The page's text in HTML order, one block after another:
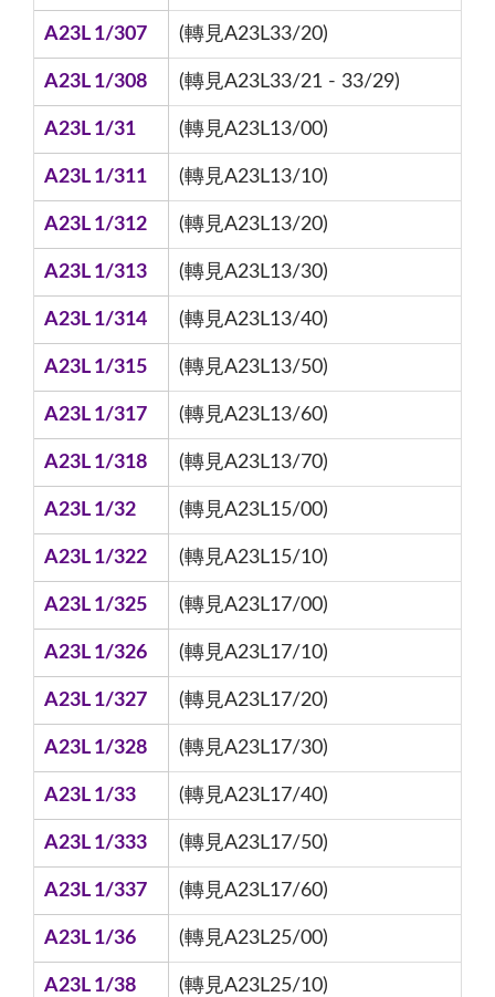
A23L 1/307 (轉見A23L33/20)
A23L 1/308 (轉見A23L33/21 - 33/29)
A23L 1/31 (轉見A23L13/00)
A23L 1/311 (轉見A23L13/10)
A23L 1/312 (轉見A23L13/20)
A23L 1/313 (轉見A23L13/30)
A23L 1/314 (轉見A23L13/40)
A23L 1/315 (轉見A23L13/50)
A23L 1/317 (轉見A23L13/60)
A23L 1/318 (轉見A23L13/70)
A23L 1/32 (轉見A23L15/00)
A23L 1/322 (轉見A23L15/10)
A23L 1/325 (轉見A23L17/00)
A23L 1/326 (轉見A23L17/10)
A23L 1/327 (轉見A23L17/20)
A23L 1/328 (轉見A23L17/30)
A23L 1/33 (轉見A23L17/40)
A23L 1/333 (轉見A23L17/50)
A23L 1/337 (轉見A23L17/60)
A23L 1/36 (轉見A23L25/00)
A23L 1/38 (轉見A23L25/10)